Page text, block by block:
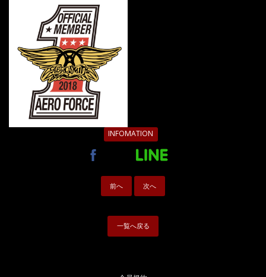
INFOMATION
前へ 次へ
一覧へ戻る